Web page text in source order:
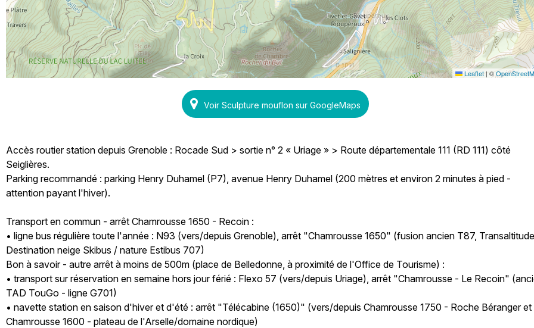
Leaflet | ©
Voir Sculpture mouflon sur GoogleMaps
Accès routier station depuis Grenoble : Rocade Sud > sortie n° 2 « Uriage » > Route départementale 111 (RD 111) côté
Seiglières.
Parking recommandé : parking Henry Duhamel (P7), avenue Henry Duhamel (200 mètres et environ 2 minutes à pied -
attention payant l'hiver).
Transport en commun - arrêt Chamrousse 1650 - Recoin :
• ligne bus régulière toute l'année : N93 (vers/depuis Grenoble), arrêt "Chamrousse 1650" (fusion ancien T87,
Destination neige Skibus / nature Estibus 707)
Bon à savoir - autre arrêt à moins de 500m (place de Belledonne, à proximité de l'Office de Tourisme) :
• transport sur réservation en semaine hors jour férié : Flexo 57 (vers/depuis Uriage), arrêt "Chamrousse - Le Recoin"
TAD TouGo - ligne G701)
• navette station en saison d'hiver et d'été : arrêt "Télécabine (1650)" (vers/depuis Chamrousse 1750 - Roche Béranger et
Chamrousse 1600 - plateau de l'Arselle/domaine nordique)